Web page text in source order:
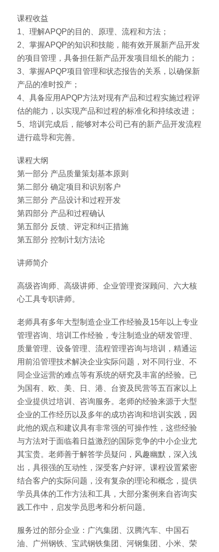
课程收益
1、理解APQP的目的、原理、流程和方法；
2、掌握APQP的知识和技能，能有效开展新产品开发
的项目管理，具备担任新产品开发项目组长的能力；
3、掌握APQP项目管理和状态报告的关系，以确保新
产品的准时投产；
4、具备应用APQP方法对现有产品和过程实施过程评
估的能力，以实现产品和过程的标准化和持续改进；
5、培训完成后，能够对本公司已有的新产品开发流程
进行疏导和完善。
课程大纲
第一部分 产品质量策划基本原则
第二部分 确定项目和识别客户
第三部分 产品设计和过程开发
第四部分 产品和过程确认
第五部分 反馈、评定和纠正措施
第五部分 控制计划方法论
讲师简介
高级咨询师、高级讲师、企业管理资深顾问、六大核
心工具专职讲师。
老师具有多年大型制造企业工作经验及15年以上专业
管理咨询、培训工作经验，专注制造业的研发管理、
质量管理、设备管理、流程管理咨询与培训，精通运
用前沿管理技术解决企业实际问题，对不同行业、不
同企业运营的难点等有系统的研究及丰富的经验。已
为国有、欧、美、日、港、台资及民营等五百家以上
企业提供过培训、咨询服务。老师的经验来源于大型
企业的工作经历以及多年的成功咨询和培训实践，因
此他的观点和建议具有非常强的可操作性，这些经验
与方法对于面临着日益激烈的国际竞争的中小企业尤
其宝贵。老师善于解答学员疑问，风趣幽默，深入浅
出，具很强的互动性，深受客户好评。课程设置紧密
结合客户的实际问题，没有复杂的理论和概念，提供
学员具体的工作方法和工具，大部分案例来自咨询实
践工作中，启发学员思考和分析问题。
服务过的部分企业：广汽集团、汉腾汽车、中国石
油、广州钢铁、宝武钢铁集团、河钢集团、小米、荣